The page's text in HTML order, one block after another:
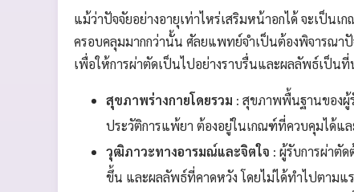
แม้ว่าปัจจัยอย่างอายุเท่าไหร่เสริมหน้าอกได้ จะเป็น
ครอบคลุมมากกว่านั้น ศัลยแพทย์จำเป็นต้องพิจารณาปั
เพื่อให้การผ่าตัดเป็นไปอย่างราบรื่นและผลลัพธ์เป็น
สุขภาพร่างกายโดยรวม : สุขภาพพื้นฐานของผู้
ประวัติการแพ้ยา ต้องอยู่ในเกณฑ์ที่ควบคุมได้แ
วุฒิภาวะทางอารมณ์และจิตใจ : ผู้รับการผ่าตั
ขึ้น และผลลัพธ์ที่คาดหวัง โดยไม่ได้ทำไปตามแ